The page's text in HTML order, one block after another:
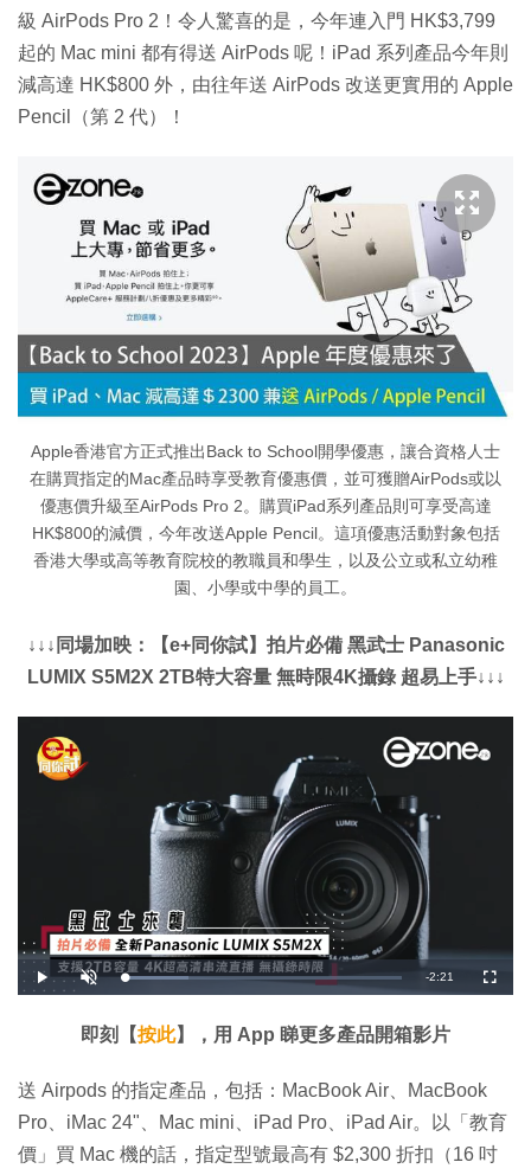
級 AirPods Pro 2！令人驚喜的是，今年連入門 HK$3,799
起的 Mac mini 都有得送 AirPods 呢！iPad 系列產品今年則
減高達 HK$800 外，由往年送 AirPods 改送更實用的 Apple
Pencil（第 2 代）！
Apple香港官方正式推出Back to School開學優惠，讓合資格人士
在購買指定的Mac產品時享受教育優惠價，並可獲贈AirPods或以
優惠價升級至AirPods Pro 2。購買iPad系列產品則可享受高達
HK$800的減價，今年改送Apple Pencil。這項優惠活動對象包括
香港大學或高等教育院校的教職員和學生，以及公立或私立幼稚
園、小學或中學的員工。
↓↓↓同場加映：【e+同你試】拍片必備 黑武士 Panasonic
LUMIX S5M2X 2TB特大容量 無時限4K攝錄 超易上手↓↓↓
播
放
開
啟
載
入
:
2
8
%
剩
時
-2:21
全
螢
即刻【按此】，用 App 睇更多產品開箱影片
送 Airpods 的指定產品，包括：MacBook Air、MacBook
Pro、iMac 24"、Mac mini、iPad Pro、iPad Air。以「教育
價」買 Mac 機的話，指定型號最高有 $2,300 折扣（16 吋